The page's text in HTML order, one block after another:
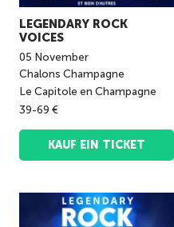
LEGENDARY ROCK
VOICES
05 November
Chalons Champagne
Le Capitole en Champagne
39-69 €
KAUF EIN TICKET